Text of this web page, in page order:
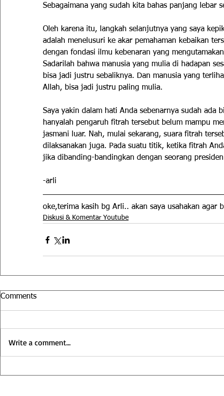
Sebagaimana yang sudah kita bahas panjang lebar
Oleh karena itu, langkah selanjutnya yang saya
adalah menelusuri ke akar pemahaman kebaikan
dengan fondasi ilmu kebenaran yang
Sadarilah bahwa manusia yang mulia di hadapan
bisa jadi justru sebaliknya. Dan manusia yang
Allah, bisa jadi justru paling mulia.
Saya yakin dalam hati Anda sebenarnya sudah ada
hanyalah pengaruh fitrah tersebut belum mampu
jasmani luar. Nah, mulai sekarang, suara fitrah
dilaksanakan juga. Pada suatu titik, ketika fitrah
jika dibanding-bandingkan dengan seorang
-arli
oke,terima kasih bg Arli.. akan saya usahakan agar
Diskusi & Komentar Youtube
Comments
Write a comment...